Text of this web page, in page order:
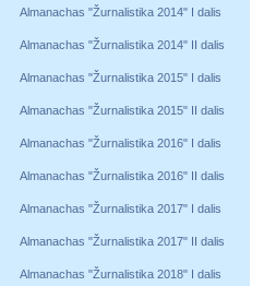
Almanachas "Žurnalistika 2014" I dalis
Almanachas "Žurnalistika 2014" II dalis
Almanachas "Žurnalistika 2015" I dalis
Almanachas "Žurnalistika 2015" II dalis
Almanachas "Žurnalistika 2016" I dalis
Almanachas "Žurnalistika 2016" II dalis
Almanachas "Žurnalistika 2017" I dalis
Almanachas "Žurnalistika 2017" II dalis
Almanachas "Žurnalistika 2018" I dalis